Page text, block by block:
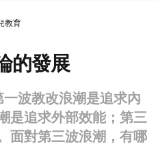
教育
的發展
波教改浪潮是追求內
是追求外部效能；第三
面對第三波浪潮，有哪